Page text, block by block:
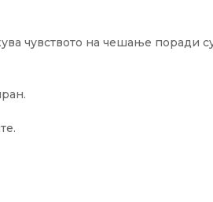
чувството на чешање поради